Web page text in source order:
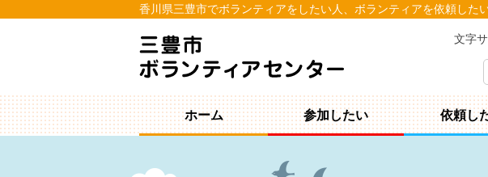
香川県三豊市でボランティアをしたい人、ボランティアを依頼した
文字
ホーム 参加したい 依頼し